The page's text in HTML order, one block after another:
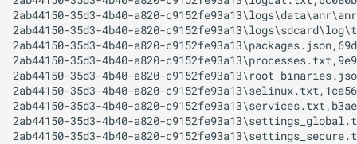
2ab44150-35d3-4b40-a820-
2ab44150-35d3-4b40-a820-
2ab44150-35d3-4b40-a820-
2ab44150-35d3-4b40-a820-
2ab44150-35d3-4b40-a820-
2ab44150-35d3-4b40-a820-
2ab44150-35d3-4b40-a820-
2ab44150-35d3-4b40-a820-
2ab44150-35d3-4b40-a820-